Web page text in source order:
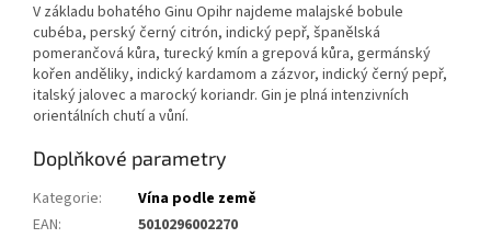
V základu bohatého Ginu Opihr najdeme malajské bobule
cubéba, perský černý citrón, indický pepř, španělská
pomerančová kůra, turecký kmín a grepová kůra, germánský
kořen anděliky, indický kardamom a zázvor, indický černý pepř,
italský jalovec a marocký koriandr. Gin je plná intenzivních
orientálních chutí a vůní.
Doplňkové parametry
Kategorie:
Vína podle země
EAN:
5010296002270